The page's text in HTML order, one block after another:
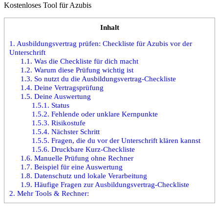
Kostenloses Tool für Azubis
Inhalt
1. Ausbildungsvertrag prüfen: Checkliste für Azubis vor der
Unterschrift
1.1. Was die Checkliste für dich macht
1.2. Warum diese Prüfung wichtig ist
1.3. So nutzt du die Ausbildungsvertrag-Checkliste
1.4. Deine Vertragsprüfung
1.5. Deine Auswertung
1.5.1. Status
1.5.2. Fehlende oder unklare Kernpunkte
1.5.3. Risikostufe
1.5.4. Nächster Schritt
1.5.5. Fragen, die du vor der Unterschrift klären kannst
1.5.6. Druckbare Kurz-Checkliste
1.6. Manuelle Prüfung ohne Rechner
1.7. Beispiel für eine Auswertung
1.8. Datenschutz und lokale Verarbeitung
1.9. Häufige Fragen zur Ausbildungsvertrag-Checkliste
2. Mehr Tools & Rechner: